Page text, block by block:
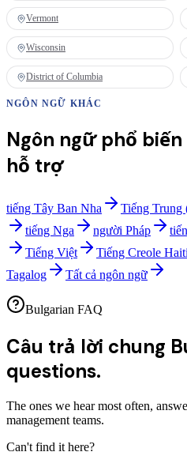
Vermont
Wisconsin
District of Columbia
NGÔN NGỮ KHÁC
Ngôn ngữ phổ
hỗ trợ
tiếng Tây Ban Nha Tiếng Trung
tiếng Nga
người Pháp
Tiếng Việt
Tiếng Creole Haiti
Tagalog
Tất cả ngôn ngữ
Bulgarian FAQ
Câu trả lời chung
questions.
The ones we hear most often,
management teams.
Can't find it here?